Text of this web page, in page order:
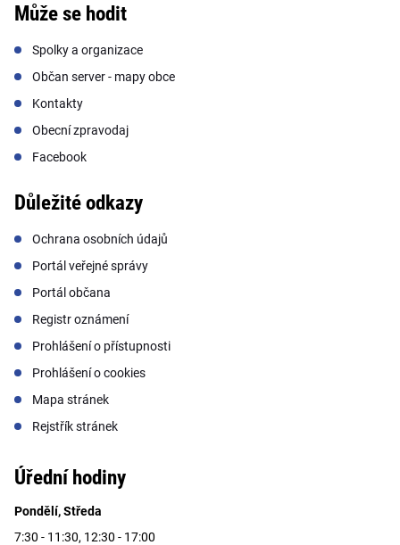
Může se hodit
Spolky a organizace
Občan server - mapy obce
Kontakty
Obecní zpravodaj
Facebook
Důležité odkazy
Ochrana osobních údajů
Portál veřejné správy
Portál občana
Registr oznámení
Prohlášení o přístupnosti
Prohlášení o cookies
Mapa stránek
Rejstřík stránek
Úřední hodiny
Pondělí, Středa
7:30 - 11:30, 12:30 - 17:00